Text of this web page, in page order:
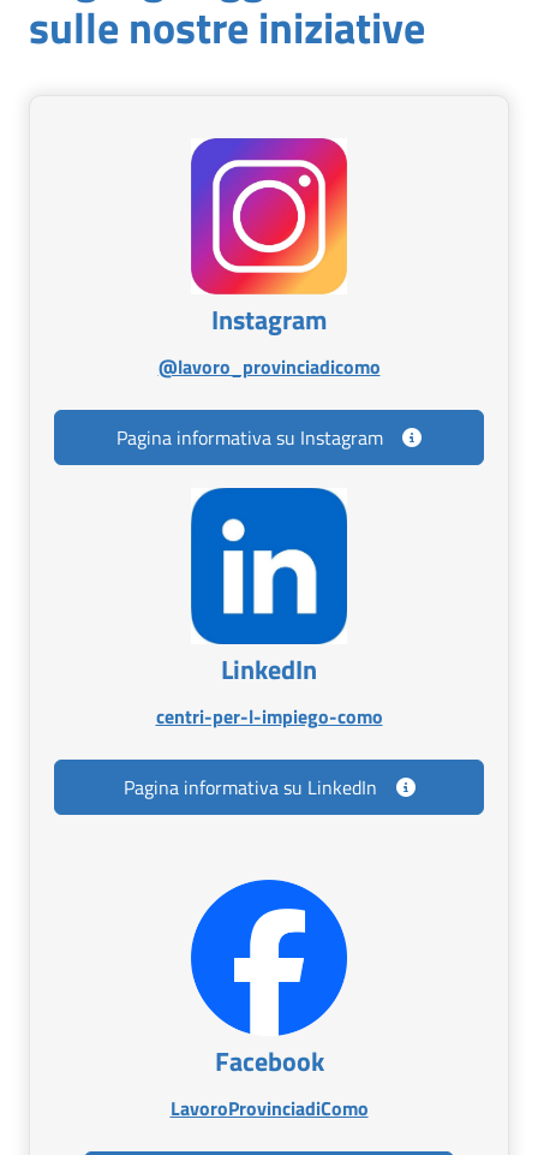
sulle nostre iniziative
Instagram
Apri in nuova scheda
@lavoro_provinciadicomo
Pagina informativa su Instagram
LinkedIn
Apri in nuova scheda
centri-per-l-impiego-como
Pagina informativa su LinkedIn
Facebook
Apri in nuova scheda
LavoroProvinciadiComo